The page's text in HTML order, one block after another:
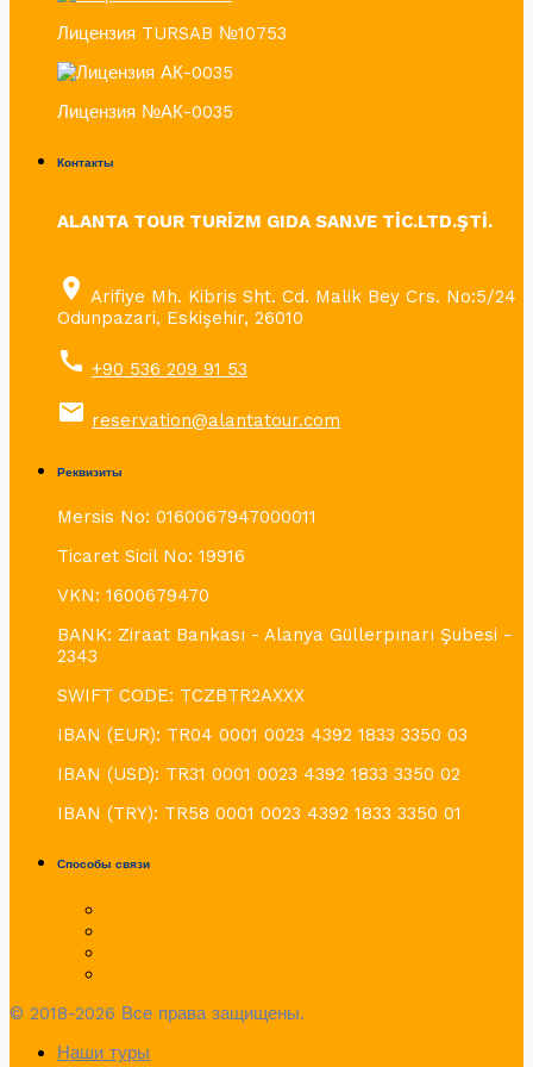
Лицензия TURSAB №10753
Лицензия №АК-0035
Контакты
ALANTA TOUR TURİZM GIDA SAN.VE TİC.LTD.ŞTİ.
place Arifiye Mh. Kibris Sht. Cd. Malik Bey Crs. No:5/24
Odunpazari, Eskişehir, 26010
call +90 536 209 91 53
email reservation@alantatour.com
Реквизиты
Mersis No: 0160067947000011
Ticaret Sicil No: 19916
VKN: 1600679470
BANK: Ziraat Bankası - Alanya Güllerpınarı Şubesi -
2343
SWIFT CODE: TCZBTR2AXXX
IBAN (EUR): TR04 0001 0023 4392 1833 3350 03
IBAN (USD): TR31 0001 0023 4392 1833 3350 02
IBAN (TRY): TR58 0001 0023 4392 1833 3350 01
Способы связи
© 2018-2026 Все права защищены.
Наши туры